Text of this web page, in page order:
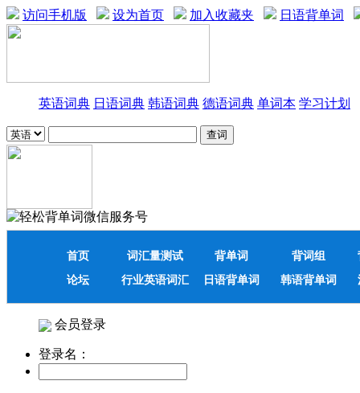
访问手机版 设为首页 加入收藏夹 日语背单词
英语词典 日语词典 韩语词典 德语词典 单词本 学习计划
首页 词汇量测试 背单词 背词组
论坛
行业英语词汇 日语背单词 韩语背单词
会员登录
登录名：